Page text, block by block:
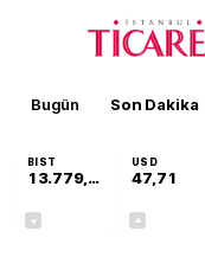
Bugün Son Dakika
BIST
13.779,39
USD
47,71